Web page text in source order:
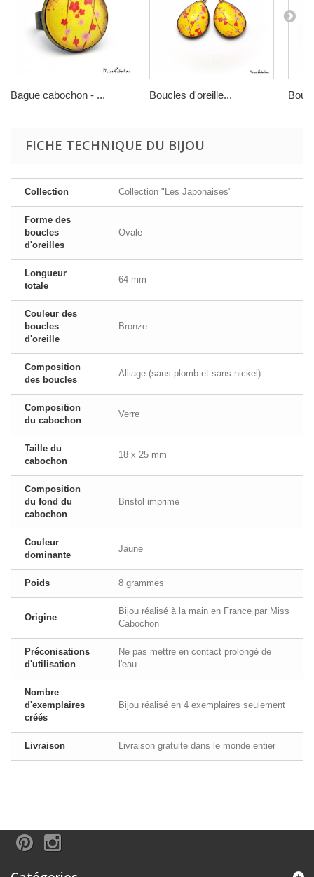
Bague cabochon - ... Boucles d'oreille...
FICHE TECHNIQUE DU BIJOU
Collection Collection "Les Japonaises"
Forme des
boucles
d'oreilles
Ovale
Longueur
totale
64 mm
Couleur des
boucles
d'oreille
Bronze
Composition
des boucles
Alliage (sans plomb et sans nickel)
Composition
du cabochon
Verre
Taille du
cabochon
18 x 25 mm
Composition
du fond du
cabochon
Bristol imprimé
Couleur
dominante
Jaune
Poids 8 grammes
Origine
Bijou réalisé à la main en France par Miss
Cabochon
Préconisations
d'utilisation
Ne pas mettre en contact prolongé de
l'eau.
Nombre
d'exemplaires
créés
Bijou réalisé en 4 exemplaires seulement
Livraison Livraison gratuite dans le monde entier